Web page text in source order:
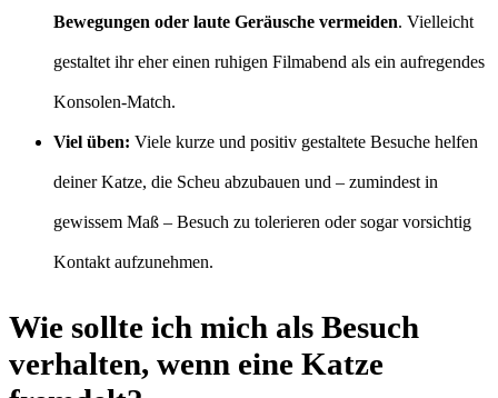
Bewegungen oder laute Geräusche vermeiden. Vielleicht
gestaltet ihr eher einen ruhigen Filmabend als ein aufregendes
Konsolen-Match.
Viel üben: Viele kurze und positiv gestaltete Besuche helfen
deiner Katze, die Scheu abzubauen und – zumindest in
gewissem Maß – Besuch zu tolerieren oder sogar vorsichtig
Kontakt aufzunehmen.
Wie sollte ich mich als Besuch
verhalten, wenn eine Katze